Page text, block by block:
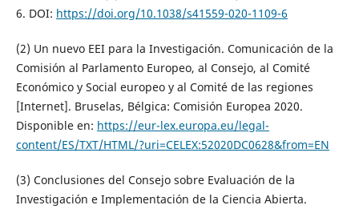
6. DOI: https://doi.org/10.1038/s41559-020-1109-6
(2) Un nuevo EEI para la Investigación. Comunicación de la
Comisión al Parlamento Europeo, al Consejo, al Comité
Económico y Social europeo y al Comité de las regiones
[Internet]. Bruselas, Bélgica: Comisión Europea 2020.
Disponible en: https://eur-lex.europa.eu/legal-
content/ES/TXT/HTML/?uri=CELEX:52020DC0628&from=EN
(3) Conclusiones del Consejo sobre Evaluación de la
Investigación e Implementación de la Ciencia Abierta.